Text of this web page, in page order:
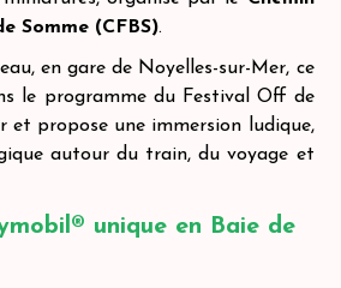
Somme (CFBS).
en gare de Noyelles-sur-Mer, ce
le programme du Festival Off de
et propose une immersion ludique,
autour du train, du voyage et
® unique en Baie de